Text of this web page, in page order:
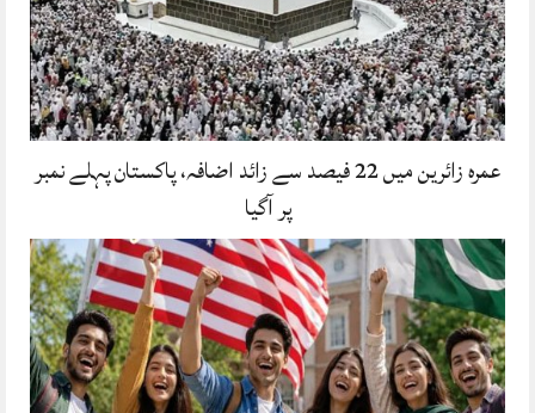
عمرہ زائرین میں 22 فیصد سے زائد اضافہ، پاکستان پہلے نمبر
پر آگیا